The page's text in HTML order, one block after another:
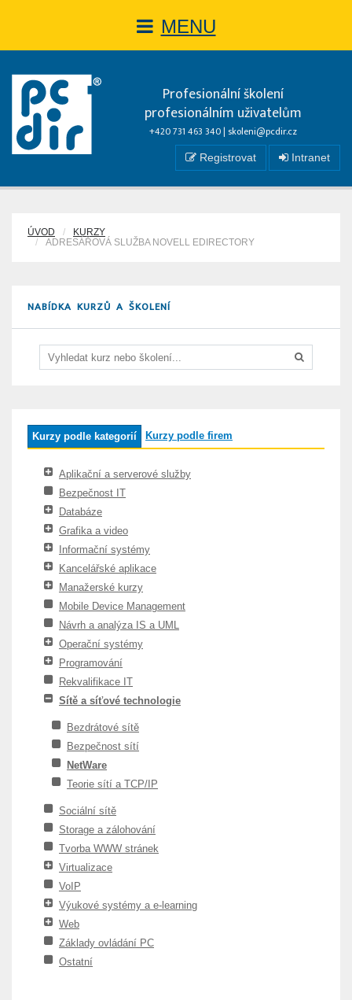
MENU
Profesionální školení
profesionálním uživatelům
+420 731 463 340 | skoleni@pcdir.cz
Registrovat Intranet
ÚVOD
KURZY
ADRESÁŘOVÁ SLUŽBA NOVELL EDIRECTORY
NABÍDKA KURZŮ A ŠKOLENÍ
Kurzy podle kategorií Kurzy podle firem
Aplikační a serverové služby
Bezpečnost IT
Databáze
Grafika a video
Informační systémy
Kancelářské aplikace
Manažerské kurzy
Mobile Device Management
Návrh a analýza IS a UML
Operační systémy
Programování
Rekvalifikace IT
Sítě a síťové technologie
Bezdrátové sítě
Bezpečnost sítí
NetWare
Teorie sítí a TCP/IP
Sociální sítě
Storage a zálohování
Tvorba WWW stránek
Virtualizace
VoIP
Výukové systémy a e-learning
Web
Základy ovládání PC
Ostatní